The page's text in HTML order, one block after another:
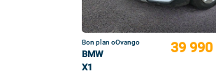
Bon plan oOvango
BMW
X1
39 990